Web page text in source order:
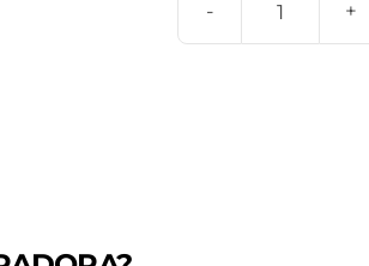
EUCERIN